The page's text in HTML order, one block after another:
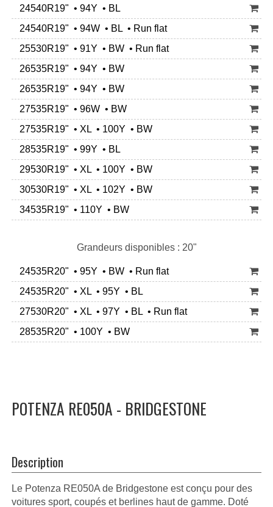
24540R19" • 94Y • BL
24540R19" • 94W • BL • Run flat
25530R19" • 91Y • BW • Run flat
26535R19" • 94Y • BW
26535R19" • 94Y • BW
27535R19" • 96W • BW
27535R19" • XL • 100Y • BW
28535R19" • 99Y • BL
29530R19" • XL • 100Y • BW
30530R19" • XL • 102Y • BW
34535R19" • 110Y • BW
Grandeurs disponibles : 20"
24535R20" • 95Y • BW • Run flat
24535R20" • XL • 95Y • BL
27530R20" • XL • 97Y • BL • Run flat
28535R20" • 100Y • BW
POTENZA RE050A - BRIDGESTONE
Description
Le Potenza RE050A de Bridgestone est conçu pour des
voitures sport, coupés et berlines haut de gamme. Doté